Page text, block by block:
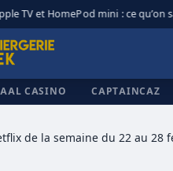
TV et HomePod mini : ce qu’on sait
CASINO CAPTAINCAZ